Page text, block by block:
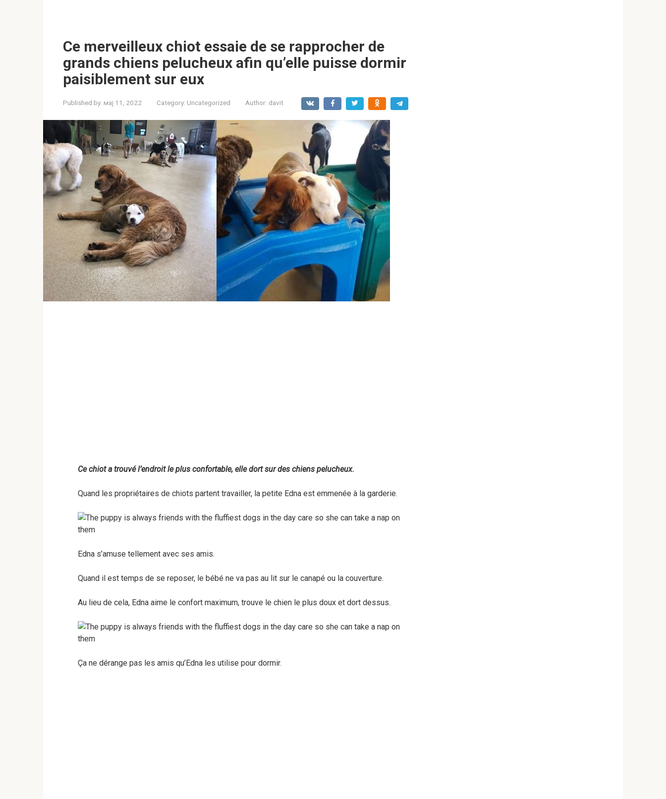
Ce merveilleux chiot essaie de se rapprocher de
grands chiens pelucheux afin qu’elle puisse dormir
paisiblement sur eux
Published by: мај 11, 2022 Category: Uncategorized Author: davit
Ce chiot a trouvé l’endroit le plus confortable, elle dort sur des chiens pelucheux.
Quand les propriétaires de chiots partent travailler, la petite Edna est emmenée à la garderie.
Edna s’amuse tellement avec ses amis.
Quand il est temps de se reposer, le bébé ne va pas au lit sur le canapé ou la couverture.
Au lieu de cela, Edna aime le confort maximum, trouve le chien le plus doux et dort dessus.
Ça ne dérange pas les amis qu’Edna les utilise pour dormir.